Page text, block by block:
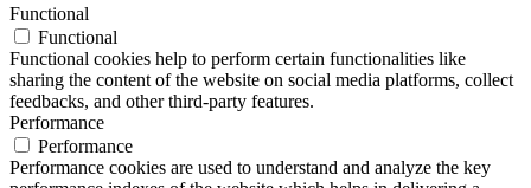
Functional
Functional
Functional cookies help to perform certain functionalities like
sharing the content of the website on social media platforms, collect
feedbacks, and other third-party features.
Performance
Performance
Performance cookies are used to understand and analyze the key